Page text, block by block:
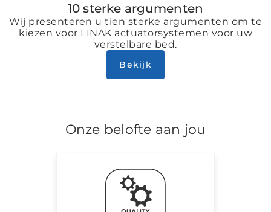
10 sterke argumenten
Wij presenteren u tien sterke argumenten om te
kiezen voor LINAK actuatorsystemen voor uw
verstelbare bed.
Bekijk
Onze belofte aan jou